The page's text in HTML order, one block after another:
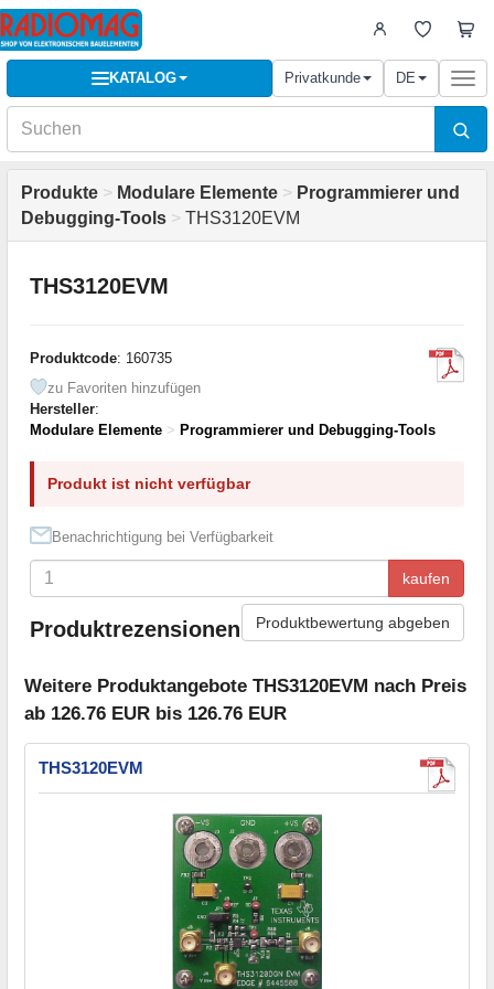
KATALOG Privatkunde DE
Produkte > Modulare Elemente > Programmierer und
Debugging-Tools > THS3120EVM
THS3120EVM
Produktcode: 160735
zu Favoriten hinzufügen
Hersteller:
Modulare Elemente > Programmierer und Debugging-Tools
Produkt ist nicht verfügbar
Benachrichtigung bei Verfügbarkeit
kaufen
Produktrezensionen Produktbewertung abgeben
Weitere Produktangebote THS3120EVM nach Preis
ab 126.76 EUR bis 126.76 EUR
THS3120EVM